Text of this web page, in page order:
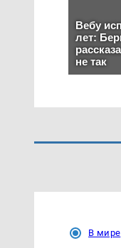
В мире